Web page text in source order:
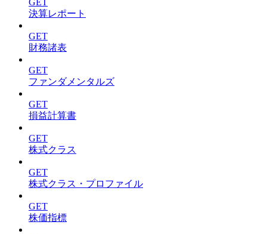
決算レポート
GET
財務諸表
GET
ファンダメンタルズ
GET
損益計算書
GET
株式クラス
GET
株式クラス・プロファイル
GET
株価指標